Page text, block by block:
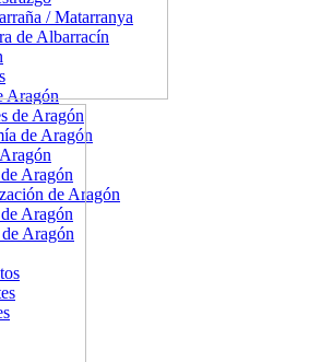
/ Matarranya
de Albarracín
Aragón
de Aragón
de Aragón
Aragón
de Aragón
Aragón
Aragón